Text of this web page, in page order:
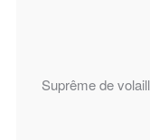
Suprême de